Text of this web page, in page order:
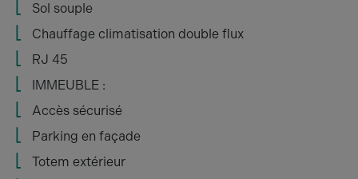
Sol souple
Chauffage climatisation double flux
RJ 45
IMMEUBLE :
Accès sécurisé
Parking en façade
Totem extérieur